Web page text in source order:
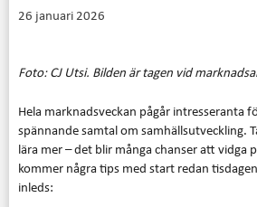
26 januari 2026
Foto: CJ Utsi. Bilden är tagen vid
Hela marknadsveckan pågår intresseranta
spännande samtal om samhällsutveckling.
lära mer – det blir många chanser att vidga
kommer några tips med start redan
inleds: